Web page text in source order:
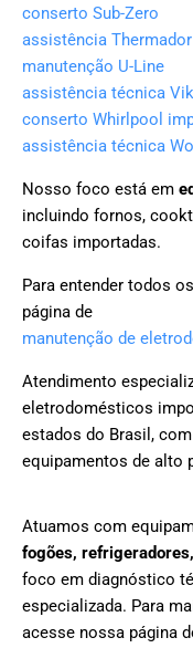
conserto Sub-Zero
assistência Thermador
manutenção U-Line
assistência técnica
conserto Whirlpool
assistência técnica
Nosso foco está em
incluindo fornos,
coifas importadas.
Para entender todos
página de
manutenção de
Atendimento
eletrodomésticos
estados do Brasil,
equipamentos de alto
Atuamos com
fogões,
foco em diagnóstico
especializada. Para
acesse nossa página